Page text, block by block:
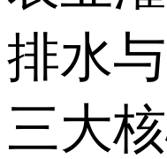
排水
三大